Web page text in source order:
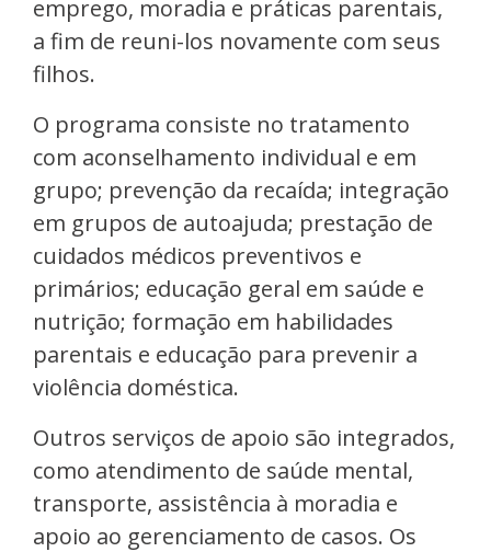
emprego, moradia e práticas parentais,
a fim de reuni-los novamente com seus
filhos.
O programa consiste no tratamento
com aconselhamento individual e em
grupo; prevenção da recaída; integração
em grupos de autoajuda; prestação de
cuidados médicos preventivos e
primários; educação geral em saúde e
nutrição; formação em habilidades
parentais e educação para prevenir a
violência doméstica.
Outros serviços de apoio são integrados,
como atendimento de saúde mental,
transporte, assistência à moradia e
apoio ao gerenciamento de casos. Os